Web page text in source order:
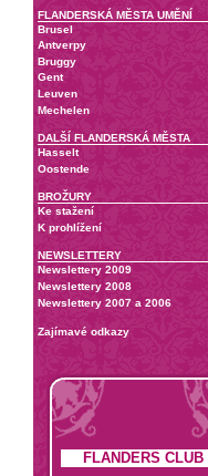
FLANDERSKÁ MĚSTA UMĚNÍ
Brusel
Antverpy
Bruggy
Gent
Leuven
Mechelen
DALŠÍ FLANDERSKÁ MĚSTA
Hasselt
Oostende
BROŽURY
Ke stažení
K prohlížení
NEWSLETTERY
Newslettery 2009
Newslettery 2008
Newslettery 2007 a 2006
Zajímavé odkazy
FLANDERS CLUB